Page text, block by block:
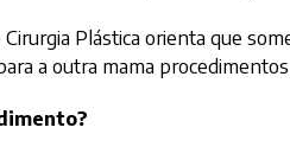
Cirurgia Plástica orienta que
a outra mama